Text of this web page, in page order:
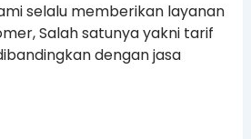
selalu memberikan layanan
Salah satunya yakni tarif
dengan jasa